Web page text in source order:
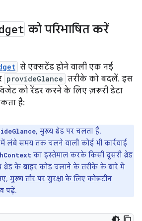
को परिभाषित करें
से एक्सटेंड होने वाली एक नई
provideGlance तरीके को बदलें. इस
को रेंडर करने के लिए ज़रूरी डेटा
है:
, मुख्य थ्रेड पर चलता है.
में लंबे समय तक चलने वाली कोई भी कार्रवाई
का इस्तेमाल करके किसी दूसरी थ्रेड
थ्रेड के बाहर कोड चलाने के तरीके के बारे में
मुख्य तौर पर सुरक्षा के लिए कोरूटीन
पढ़ें.